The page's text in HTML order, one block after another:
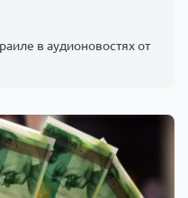
в аудионовостях от